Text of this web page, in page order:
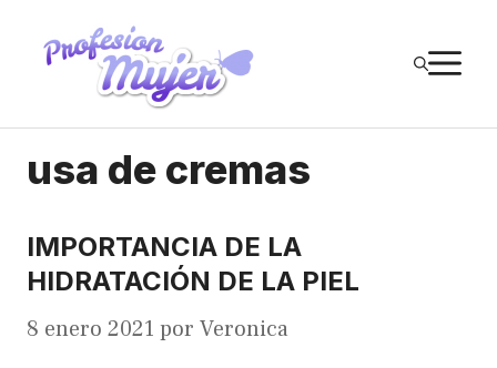
usa de cremas
IMPORTANCIA DE LA
HIDRATACIÓN DE LA PIEL
8 enero 2021 por Veronica